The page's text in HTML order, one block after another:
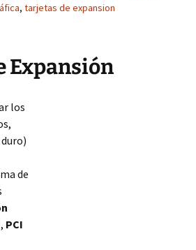
, tarjetas de expansion
Expansión
los
de
, PCI